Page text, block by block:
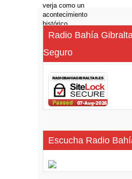
Radio Bahía
Seguro
Escucha Radio